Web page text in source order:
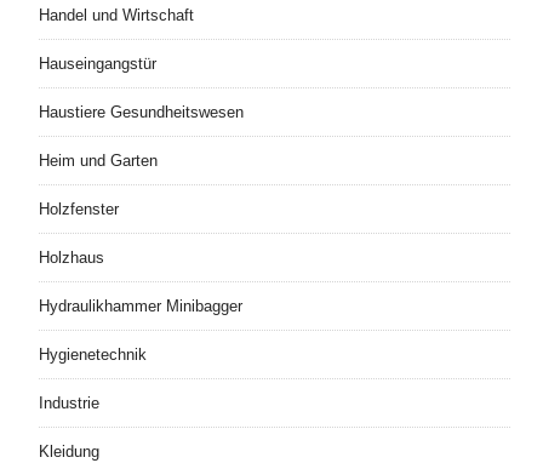
Handel und Wirtschaft
Hauseingangstür
Haustiere Gesundheitswesen
Heim und Garten
Holzfenster
Holzhaus
Hydraulikhammer Minibagger
Hygienetechnik
Industrie
Kleidung